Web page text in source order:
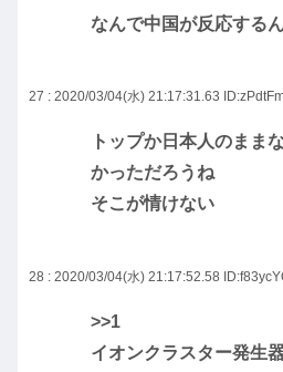
なんで中国が反応する
27 : 2020/03/04(水) 21:17:31.63
トップか日本人のまま
かっただろうね
そこが情けない
28 : 2020/03/04(水) 21:17:52.58
>>1
イオンクラスター発生